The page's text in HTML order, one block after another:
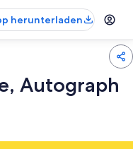
herunterladen
Autograph